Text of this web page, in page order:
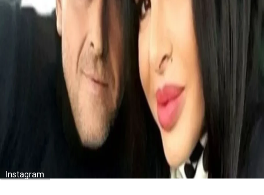
Instagram